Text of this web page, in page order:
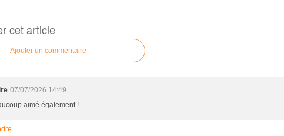
cet article
Ajouter un commentaire
07/07/2026 14:49
aimé également !